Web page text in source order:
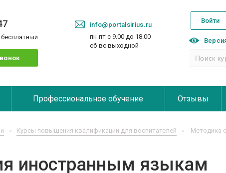
info@portalsirius.ru
пн-пт с 9.00 до 18.00
сб-вс выходной
Войти
Профессиональное обучение Отзывы
Курсы повышения квалификации для воспитателей
Методика
иностранным языкам